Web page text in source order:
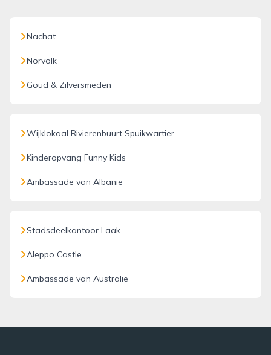
Nachat
Norvolk
Goud & Zilversmeden
Wijklokaal Rivierenbuurt Spuikwartier
Kinderopvang Funny Kids
Ambassade van Albanië
Stadsdeelkantoor Laak
Aleppo Castle
Ambassade van Australië